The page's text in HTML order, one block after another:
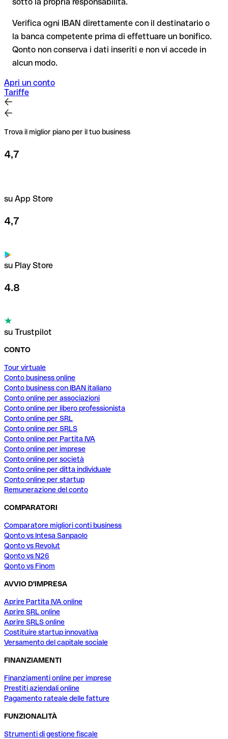
esclusivamente da Unicredit Bank stessa o tramite un bonifico
Consiglio: verifica ogni IBAN prima di un bonifico con il nostro
per importi elevati o nuovi rapporti commerciali.
Verifica ogni IBAN direttamente con il destinatario o
la banca competente prima di effettuare un bonifico.
Qonto non conserva i dati inseriti e non vi accede in
alcun modo.
Apri un conto
Tariffe
Trova il miglior piano per il tuo business
4,7
su App Store
4,7
su Play Store
4.8
su Trustpilot
CONTO
Tour virtuale
Conto business online
Conto business con IBAN italiano
Conto online per associazioni
Conto online per libero professionista
Conto online per SRL
Conto online per SRLS
Conto online per Partita IVA
Conto online per imprese
Conto online per società
Conto online per ditta individuale
Conto online per startup
Remunerazione del conto
COMPARATORI
Comparatore migliori conti business
Qonto vs Intesa Sanpaolo
Qonto vs Revolut
Qonto vs N26
Qonto vs Finom
AVVIO D'IMPRESA
Aprire Partita IVA online
Aprire SRL online
Aprire SRLS online
Costituire startup innovativa
Versamento del capitale sociale
FINANZIAMENTI
Finanziamenti online per imprese
Prestiti aziendali online
Pagamento rateale delle fatture
FUNZIONALITÀ
Strumenti di gestione fiscale